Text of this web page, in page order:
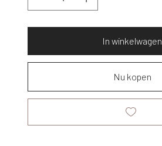
In winkelwagen
Nu kopen